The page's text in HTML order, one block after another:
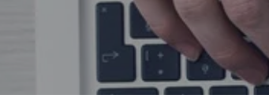
Instytut Medycyny Pracy im. Prof. J. Nofera